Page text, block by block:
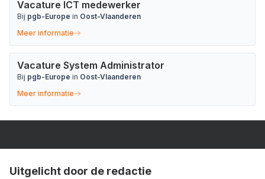
Vacature ICT medewerker
Bij pgb-Europe in Oost-Vlaanderen
Meer informatie
Vacature System Administrator
Bij pgb-Europe in Oost-Vlaanderen
Meer informatie
Uitgelicht door de redactie